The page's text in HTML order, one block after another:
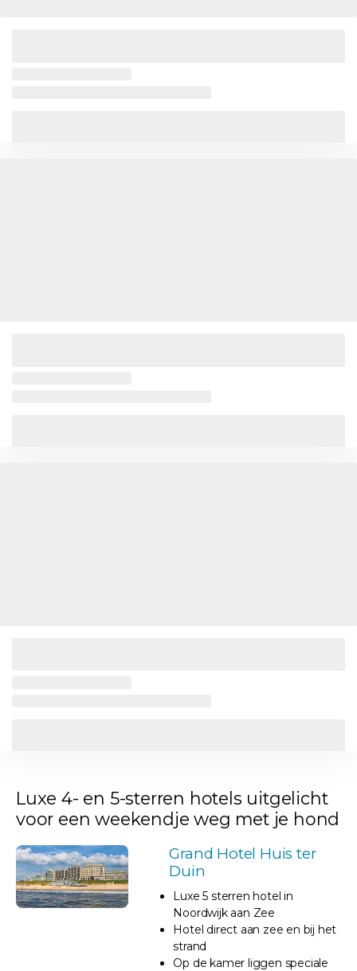
Luxe 4- en 5-sterren hotels uitgelicht
voor een weekendje weg met je hond
Grand Hotel Huis ter
Duin
Luxe 5 sterren hotel in
Noordwijk aan Zee
Hotel direct aan zee en bij het
strand
Op de kamer liggen speciale